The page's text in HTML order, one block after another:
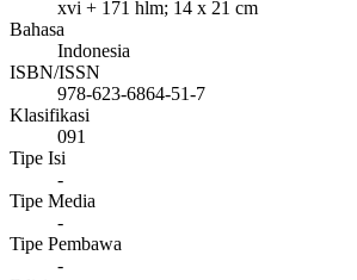
xvi + 171 hlm; 14 x 21 cm
Bahasa
Indonesia
ISBN/ISSN
978-623-6864-51-7
Klasifikasi
091
Tipe Isi
-
Tipe Media
-
Tipe Pembawa
-